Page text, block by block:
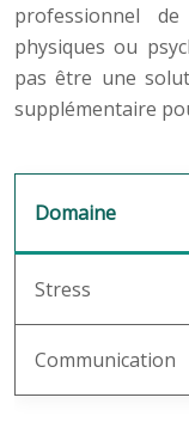
professionnel
physiques ou
pas être une
supplémentaire
Domaine
Stress
Communication